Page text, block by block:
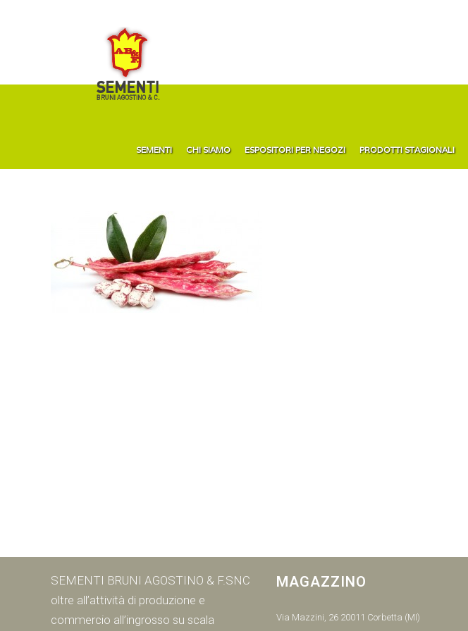
SEMENTI CHI SIAMO ESPOSITORI PER NEGOZI PRODOTTI STAGIONALI
SEMENTI BRUNI AGOSTINO & F.SNC
oltre all’attività di produzione e
commercio all’ingrosso su scala
MAGAZZINO
Via Mazzini, 26 20011 Corbetta (MI)